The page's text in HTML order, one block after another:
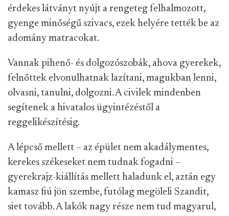
érdekes látványt nyújt a rengeteg felhalmozott,
gyenge minőségű szivacs, ezek helyére tették be az
adomány matracokat.
Vannak pihenő- és dolgozószobák, ahova gyerekek,
felnőttek elvonulhatnak lazítani, magukban lenni,
olvasni, tanulni, dolgozni. A civilek mindenben
segítenek a hivatalos ügyintézéstől a
reggelikészítésig.
A lépcső mellett – az épület nem akadálymentes,
kerekes székeseket nem tudnak fogadni –
gyerekrajz-kiállítás mellett haladunk el, aztán egy
kamasz fiú jön szembe, futólag megöleli Szandit,
siet tovább. A lakók nagy része nem tud magyarul,